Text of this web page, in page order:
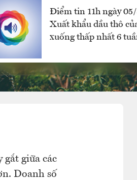
Điểm tin 11h ngày
Xuất khẩu dầu thô
xuống thấp nhất 6
giữa các
Doanh số